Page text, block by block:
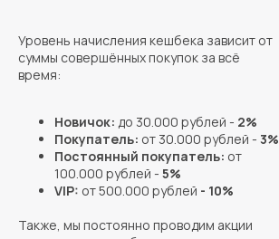
Уровень начисления кешбека зависит от
суммы совершённых покупок за всё
время:
Новичок: до 30.000 рублей - 2%
Покупатель: от 30.000 рублей - 3%
Постоянный покупатель: от
100.000 рублей - 5%
VIP: от 500.000 рублей - 10%
Также, мы постоянно проводим акции